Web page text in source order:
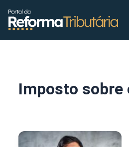
conteúdo
Imposto sobre